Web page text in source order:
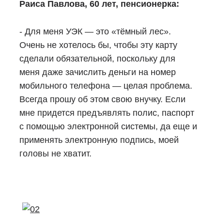
Раиса Павлова, 60 лет, пенсионерка:
- Для меня УЭК — это «тёмный лес».
Очень не хотелось бы, чтобы эту карту
сделали обязательной, поскольку для
меня даже зачислить деньги на номер
мобильного телефона — целая проблема.
Всегда прошу об этом свою внучку. Если
мне придется предъявлять полис, паспорт
с помощью электронной системы, да еще и
применять электронную подпись, моей
головы не хватит.